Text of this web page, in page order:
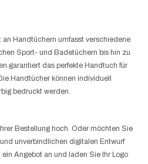
Handtüchern umfasst verschiedene
Sport- und Badetüchern bis hin zu
garantiert das perfekte Handtuch für
Handtücher können individuell
bedruckt werden.
Bestellung hoch. Oder möchten Sie
unverbindlichen digitalen Entwurf
Angebot an und laden Sie Ihr Logo